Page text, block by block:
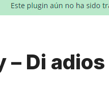
Di